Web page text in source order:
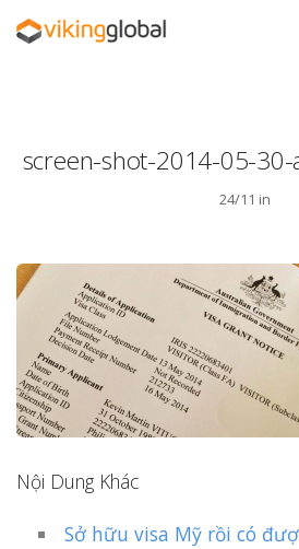
screen-shot-2014-05-
24/11 in
Nội Dung Khác
Sở hữu visa Mỹ rồi có